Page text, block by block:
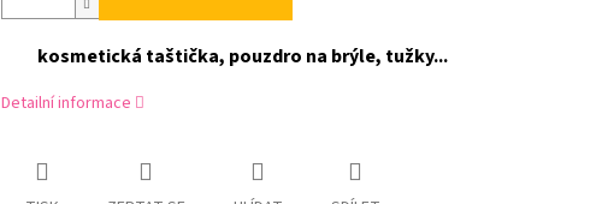
kosmetická taštička, pouzdro na brýle, tužky...
Detailní informace